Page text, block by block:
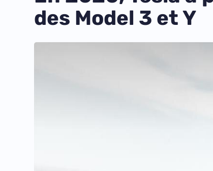
des Model 3 et Y